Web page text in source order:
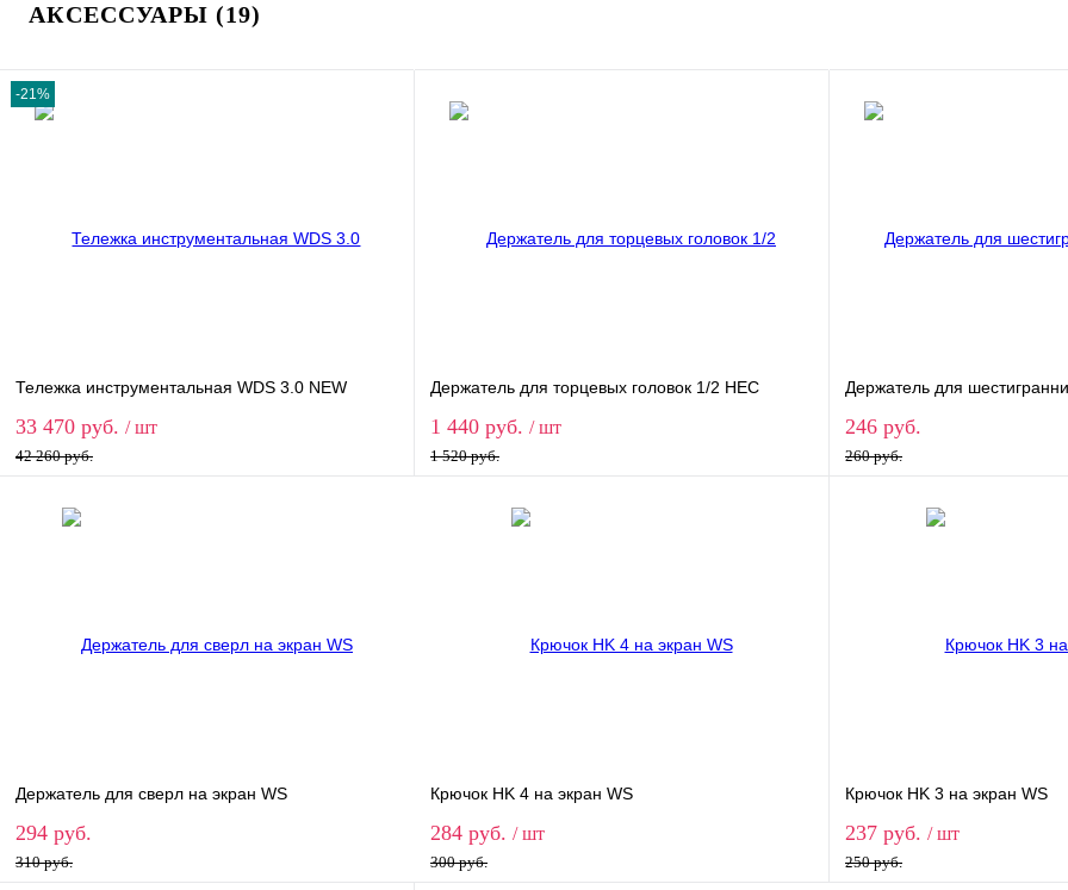
АКСЕССУАРЫ (19)
-21%
Тележка инструментальная WDS 3.0 NEW
33 470 руб. / шт
42 260 руб.
Держатель для торцевых головок 1/2 НЕС
1 440 руб. / шт
1 520 руб.
Держатель для
246 руб.
260 руб.
Держатель для сверл на экран WS
294 руб.
310 руб.
Крючок HK 4 на экран WS
284 руб. / шт
300 руб.
Крючок HK 3 на экран WS
237 руб. / шт
250 руб.